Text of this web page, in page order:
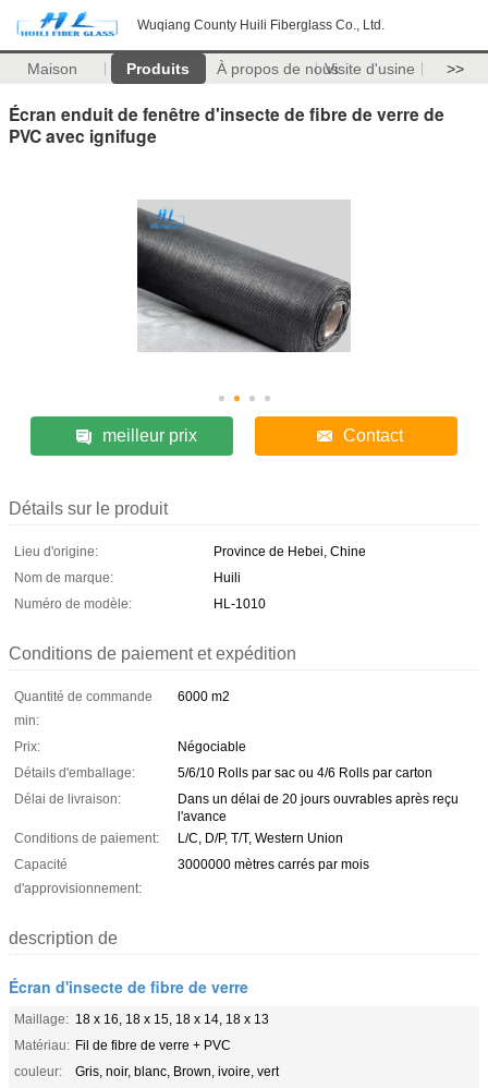
Wuqiang County Huili Fiberglass Co., Ltd.
Maison Produits À propos de nousVisite d'usine >>
Écran enduit de fenêtre d'insecte de fibre de verre de
PVC avec ignifuge
meilleur prix Contact
Détails sur le produit
Lieu d'origine:
Province de Hebei, Chine
Nom de marque:
Huili
Numéro de modèle:
HL-1010
Conditions de paiement et expédition
Quantité de commande
min:
6000 m2
Prix:
Négociable
Détails d'emballage:
5/6/10 Rolls par sac ou 4/6 Rolls par carton
Délai de livraison:
Dans un délai de 20 jours ouvrables après reçu
l'avance
Conditions de paiement:
L/C, D/P, T/T, Western Union
Capacité
d'approvisionnement:
3000000 mètres carrés par mois
description de
Écran d'insecte de fibre de verre
Maillage: 18 x 16, 18 x 15, 18 x 14, 18 x 13
Matériau: Fil de fibre de verre + PVC
couleur:
Gris, noir, blanc, Brown, ivoire, vert